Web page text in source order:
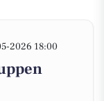
2026 18:00